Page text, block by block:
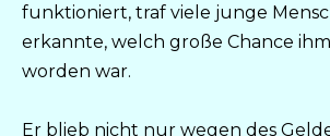
funktioniert, traf viele junge
erkannte, welch große Chance
worden war.
Er blieb nicht nur wegen des